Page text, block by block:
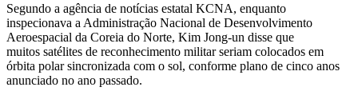
Segundo a agência de notícias estatal KCNA, enquanto
inspecionava a Administração Nacional de Desenvolvimento
Aeroespacial da Coreia do Norte, Kim Jong-un disse que
muitos satélites de reconhecimento militar seriam colocados em
órbita polar sincronizada com o sol, conforme plano de cinco anos
anunciado no ano passado.